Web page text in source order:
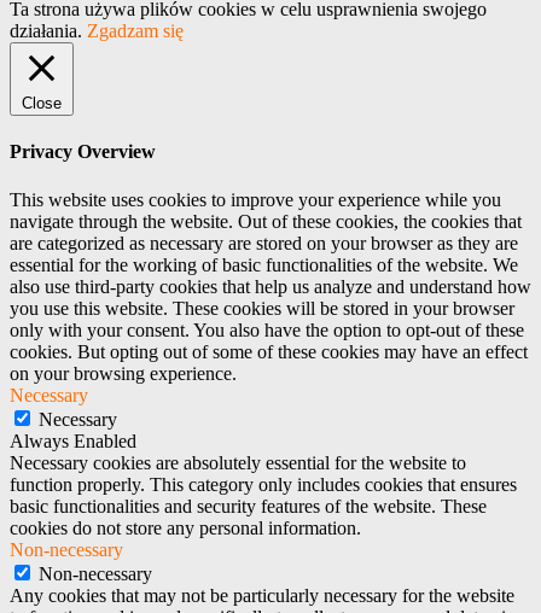
Ta strona używa plików cookies w celu usprawnienia swojego
działania. Zgadzam się
Close
Privacy Overview
This website uses cookies to improve your experience while you
navigate through the website. Out of these cookies, the cookies that
are categorized as necessary are stored on your browser as they are
essential for the working of basic functionalities of the website. We
also use third-party cookies that help us analyze and understand how
you use this website. These cookies will be stored in your browser
only with your consent. You also have the option to opt-out of these
cookies. But opting out of some of these cookies may have an effect
on your browsing experience.
Necessary
Necessary
Always Enabled
Necessary cookies are absolutely essential for the website to
function properly. This category only includes cookies that ensures
basic functionalities and security features of the website. These
cookies do not store any personal information.
Non-necessary
Non-necessary
Any cookies that may not be particularly necessary for the website